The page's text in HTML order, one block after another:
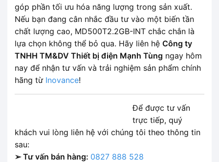
góp phần tối ưu hóa năng lượng trong sản xuất.
Nếu bạn đang cân nhắc đầu tư vào một biến tần
chất lượng cao, MD500T2.2GB-INT chắc chắn là
lựa chọn không thể bỏ qua. Hãy liên hệ Công ty
TNHH TM&DV Thiết bị điện Mạnh Tùng ngay hôm
nay để nhận tư vấn và trải nghiệm sản phẩm chính
hãng từ Inovance!
Để được tư vấn
trực tiếp, quý
khách vui lòng liên hệ với chúng tôi theo thông tin
sau:
➢ Tư vấn bán hàng: 0827 888 528